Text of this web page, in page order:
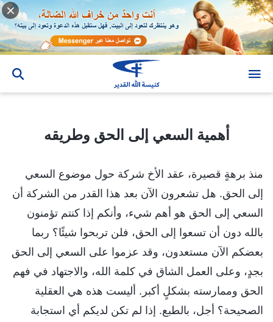
أهمية السعي إلى الحق وطريقه
منذ برهةٍ قصيرة، عقد الأخ شركة حول موضوع السعي
إلى الحق. هل تشعرون الآن بعد هذا القدر من الشركة أن
السعي إلى الحق هو أهم شيء، وأنكم إذا كنتم تؤمنون
بالله دون أن تسعوا إلى الحق، فلن تربحوا شيئًا؟ ربما
بعضكم الآن مستعدون، وقد عزموا على السعي إلى الحق
بجدٍ، وعلى العمل الشاق في كلمة الله، والاجتهاد في فهم
الحق وممارسته بشكلٍ أكبر. أليست هذه هي العقلية
الصحيحة؟ أجل، بالطبع. إذا لم تكن لديكم أي استجابة